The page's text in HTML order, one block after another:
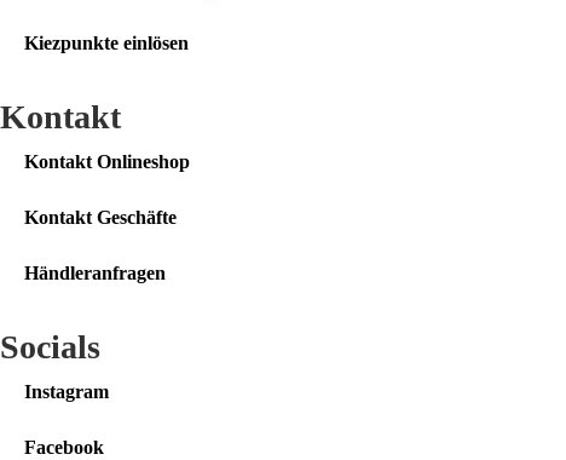
Kiezpunkte einlösen
Kontakt​
Kontakt Onlineshop
Kontakt Geschäfte
Händleranfragen
Socials
Instagram
Facebook